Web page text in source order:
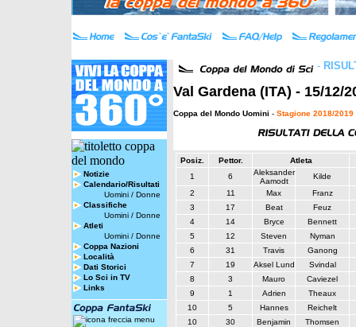
Notizie
Calendario/Risultati
Uomini / Donne
Classifiche
Uomini / Donne
Atleti
Uomini / Donne
Coppa Nazioni
Località
Dati Storici
Lo Sci in TV
Links
-
Val Gardena (ITA) - 15/12/
Coppa del Mondo Uomini - Stagione 2018/2019
Posiz. Pettor.
Atleta
1
6
Aleksander
Aamodt
Kilde
2
11 Max
Franz
3
17 Beat
Feuz
4
14 Bryce
Bennett
5
12 Steven
Nyman
6
31 Travis
Ganong
7
19 Aksel Lund
Svindal
8
3 Mauro
Caviezel
9
1 Adrien
Theaux
10
5 Hannes
Reichelt
10
30 Benjamin
Thomsen